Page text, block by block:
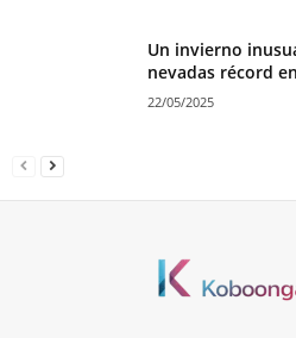
Un invierno
nevadas récord
22/05/2025